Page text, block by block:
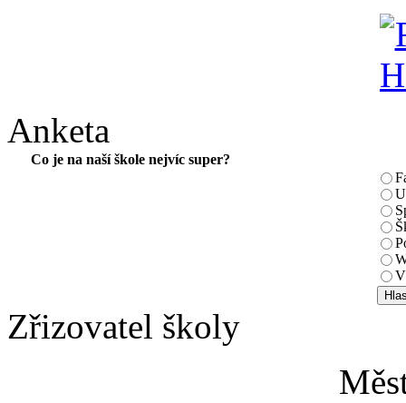
Anketa
Co je na naší škole nejvíc super?
Zřizovatel školy